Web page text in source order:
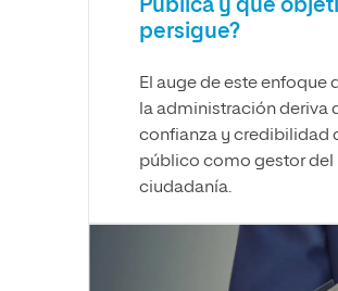
Pública y qué
persigue?
El auge de este enfoque
la administración deriva
confianza y credibilidad
público como gestor del
ciudadanía.